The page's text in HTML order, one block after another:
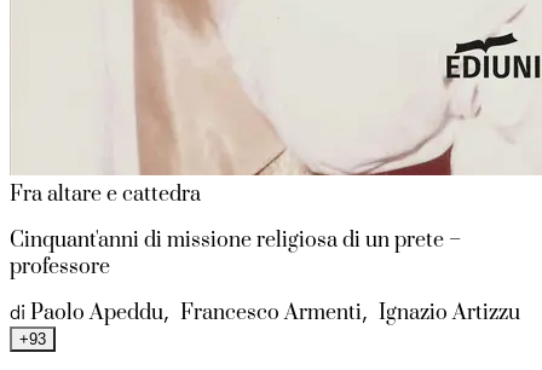
Fra altare e cattedra
Cinquant'anni di missione religiosa di un prete –
professore
di Paolo Apeddu, Francesco Armenti, Ignazio Artizzu
+93